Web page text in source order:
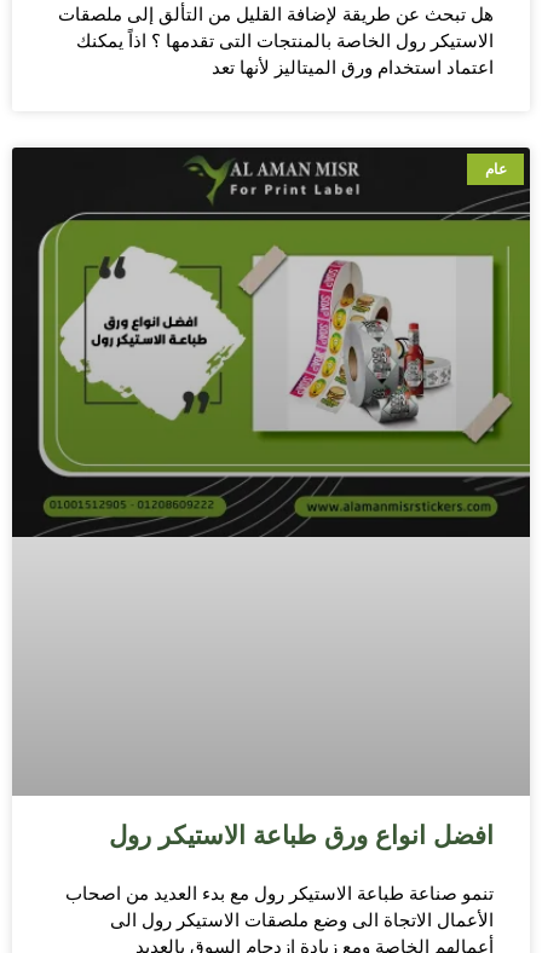
هل تبحث عن طريقة لإضافة القليل من التألق إلى ملصقات
الاستيكر رول الخاصة بالمنتجات التى تقدمها ؟ اذاً يمكنك
اعتماد استخدام ورق الميتاليز لأنها تعد
عام
افضل انواع ورق طباعة الاستيكر رول
تنمو صناعة طباعة الاستيكر رول مع بدء العديد من اصحاب
الأعمال الاتجاة الى وضع ملصقات الاستيكر رول الى
أعمالهم الخاصة ومع زيادة ازدحام السوق بالعديد